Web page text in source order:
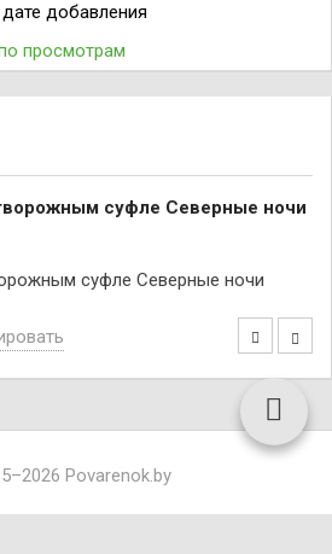
добавления
просмотрам
суфле Северные ночи
Povarenok.by